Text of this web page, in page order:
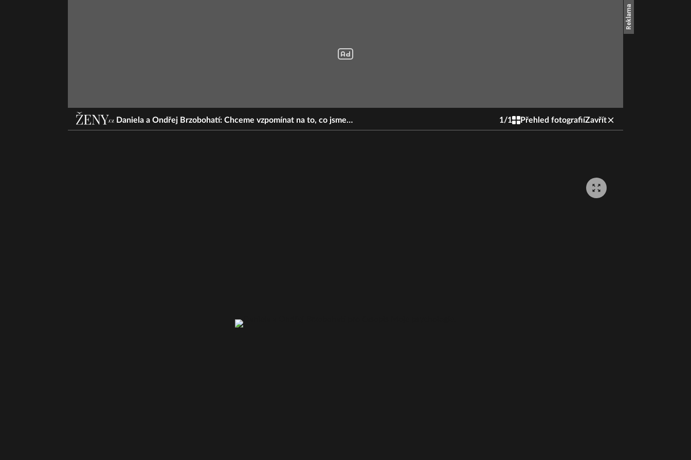
Daniela a Ondřej Brzobohatí: Chceme vzpomínat na to, co jsme… 1/1 Přehled fotografiíZavřít